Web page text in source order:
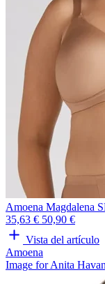
Amoena Magdalena
35,63 € 50,90 €
Vista del artículo
Amoena
Image for Anita